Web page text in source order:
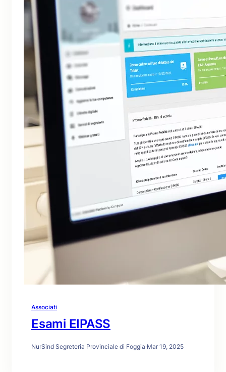
Associati
Esami EIPASS
NurSind Segreteria Provinciale di Foggia·Mar 19, 2025